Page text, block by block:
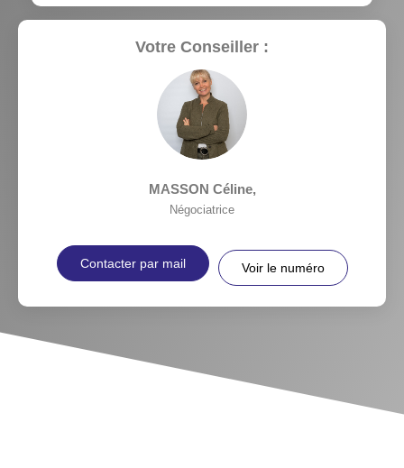
Votre Conseiller :
MASSON Céline,
Négociatrice
Contacter par mail Voir le numéro